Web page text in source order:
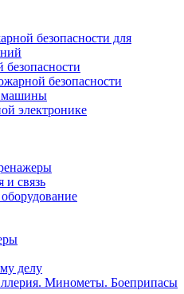
безопасности для
безопасности
машины
электронике
связь
делу
Минометы. Боеприпасы